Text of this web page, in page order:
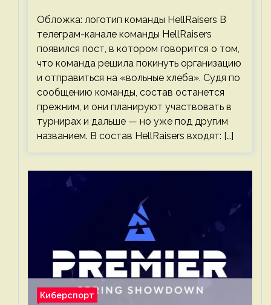
Обложка: логотип команды HellRaisers В
телеграм-канале команды HellRaisers
появился пост, в котором говорится о том,
что команда решила покинуть организацию
и отправиться на «вольные хлеба». Судя по
сообщению команды, состав останется
прежним, и они планируют участвовать в
турнирах и дальше — но уже под другим
названием. В состав HellRaisers входят: […]
Киберспорт